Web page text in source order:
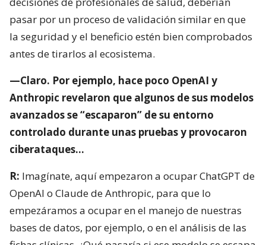
pasar por un proceso de validación similar en que
la seguridad y el beneficio estén bien comprobados
antes de tirarlos al ecosistema.
—Claro. Por ejemplo, hace poco OpenAI y
Anthropic revelaron que algunos de sus modelos
avanzados se “escaparon” de su entorno
controlado durante unas pruebas y provocaron
ciberataques…
R: Imagínate, aquí empezaron a ocupar ChatGPT de
OpenAI o Claude de Anthropic, para que lo
empezáramos a ocupar en el manejo de nuestras
bases de datos, por ejemplo, o en el análisis de las